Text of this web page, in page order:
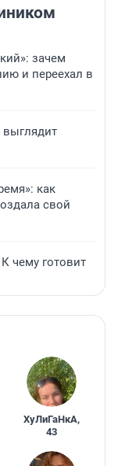
зачем
и переехал в
выглядит
как
свой
чему готовит
ХуЛиГаНкА,
43